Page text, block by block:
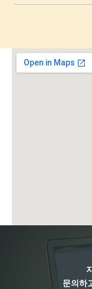
문의하